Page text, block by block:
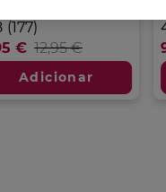
(177)
€ 12,95 €
Adicionar